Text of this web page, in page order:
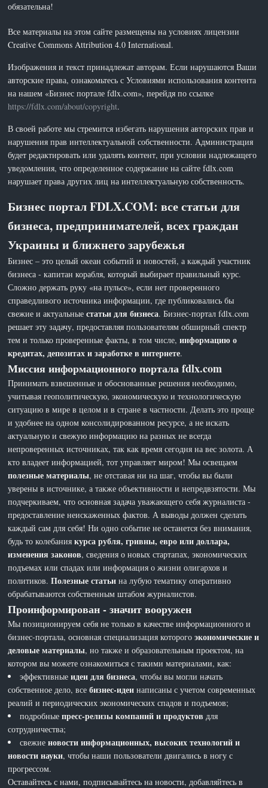
обязательна!
Все материалы на этом сайте размещены на условиях лицензии
Creative Commons Attribution 4.0 International.
Изображения и текст принадлежат авторам. Если нарушаются Ваши
авторские права, ознакомьтесь с Условиями использования контента
на нашем «Бизнес портале fdlx.com», перейдя по ссылке
https://fdlx.com/about/copyright.
В своей работе мы стремится избегать нарушения авторских прав и
нарушения прав интеллектуальной собственности. Администрация
будет редактировать или удалять контент, при условии надлежащего
уведомления, что определенное содержание на сайте fdlx.com
нарушает права других лиц на интеллектуальную собственность.
Бизнес портал FDLX.COM: все статьи для
бизнеса, предпринимателей, всех граждан
Украины и ближнего зарубежья
Бизнес – это целый океан событий и новостей, а каждый участник
бизнеса - капитан корабля, который выбирает правильный курс.
Сложно держать руку «на пульсе», если нет проверенного
справедливого источника информации, где публиковались бы
свежие и актуальныестатьи для бизнеса. Бизнес-портал fdlx.com
решает эту задачу, предоставляя пользователям обширный спектр
тем и только проверенные факты, в том числе,информацию о
кредитах, депозитах и заработке в интернете.
Миссия информационного портала fdlx.com
Принимать взвешенные и обоснованные решения необходимо,
учитывая геополитическую, экономическую и технологическую
ситуацию в мире в целом и в стране в частности. Делать это проще
и удобнее на одном консолидированном ресурсе, а не искать
актуальную и свежую информацию на разных не всегда
непроверенных источниках, так как время сегодня на вес золота. А
кто владеет информацией, тот управляет миром! Мы освещаем
полезные материалы, не отставая ни на шаг, чтобы вы были
уверены в источнике, а также объективности и непредвзятости. Мы
подчеркиваем, что основная задача уважающего себя журналиста -
предоставление неискаженных фактов. А выводы должен сделать
каждый сам для себя! Ни одно событие не останется без внимания,
будь то колебаниякурса рубля, гривны, евро или доллара,
изменения законов, сведения о новых стартапах, экономических
подъемах или спадах или информация о жизни олигархов и
политиков.Полезные статьи на лубую тематику оперативно
обрабатываются собственным штабом журналистов.
Проинформирован - значит вооружен
Мы позиционируем себя не только в качестве информационного и
бизнес-портала, основная специализация которогоэкономические и
деловые материалы, но также и образовательным проектом, на
котором вы можете ознакомиться с такими материалами, как:
эффективныеидеи для бизнеса, чтобы вы могли начать
собственное дело, всебизнес-идеи написаны с учетом современных
реалий и периодических экономических спадов и подъемов;
подробныепресс-релизы компаний и продуктов для
сотрудничества;
свежиеновости информационных, высоких технологий и
новости науки, чтобы наши пользователи двигались в ногу с
прогрессом.
Оставайтесь с нами, подписывайтесь на новости, добавляйтесь в